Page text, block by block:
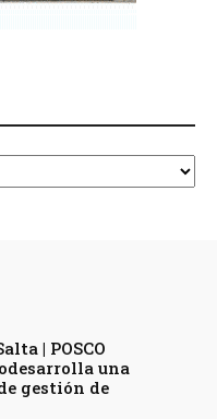
| POSCO
una
gestión de